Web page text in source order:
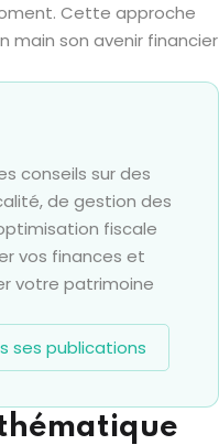
Cette approche
main son avenir financier
conseils sur des
de gestion des
fiscale
vos finances et
votre patrimoine
ses publications